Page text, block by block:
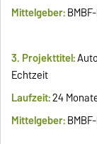
Mittelgeber:
3. Projekttitel:
Echtzeit
Laufzeit:24
Mittelgeber: